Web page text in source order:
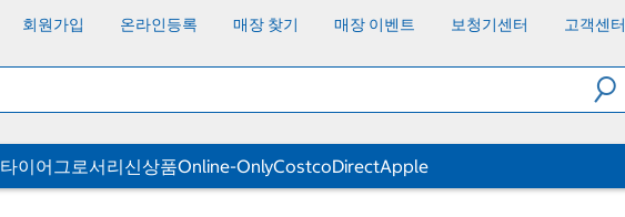
회원가입 온라인등록 매장 찾기 매장 이벤트 보청기센터 고객센터
타이어그로서리신상품Online-OnlyCostcoDirectApple